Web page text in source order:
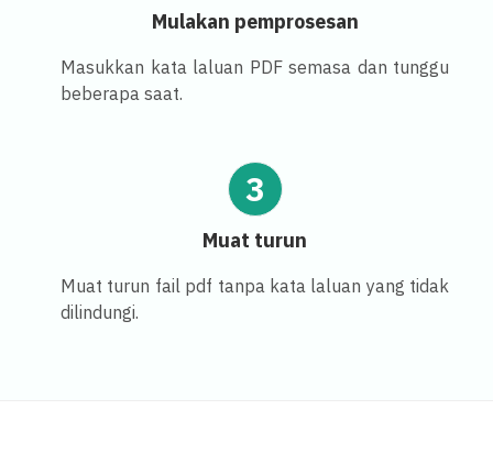
Mulakan pemprosesan
Masukkan kata laluan PDF semasa dan tunggu
beberapa saat.
3
Muat turun
Muat turun fail pdf tanpa kata laluan yang tidak
dilindungi.